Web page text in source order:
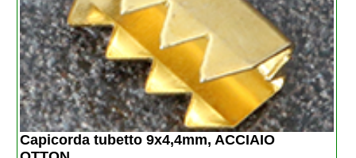
Capicorda tubetto 9x4,4mm, ACCIAIO